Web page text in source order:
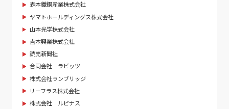
森本鐵鋼産業株式会社
ヤマトホールディングス株式会社
山本光学株式会社
吉本興業株式会社
読売新聞社
合同会社 ラビッツ
株式会社ランブリッジ
リーフラス株式会社
株式会社 ルピナス